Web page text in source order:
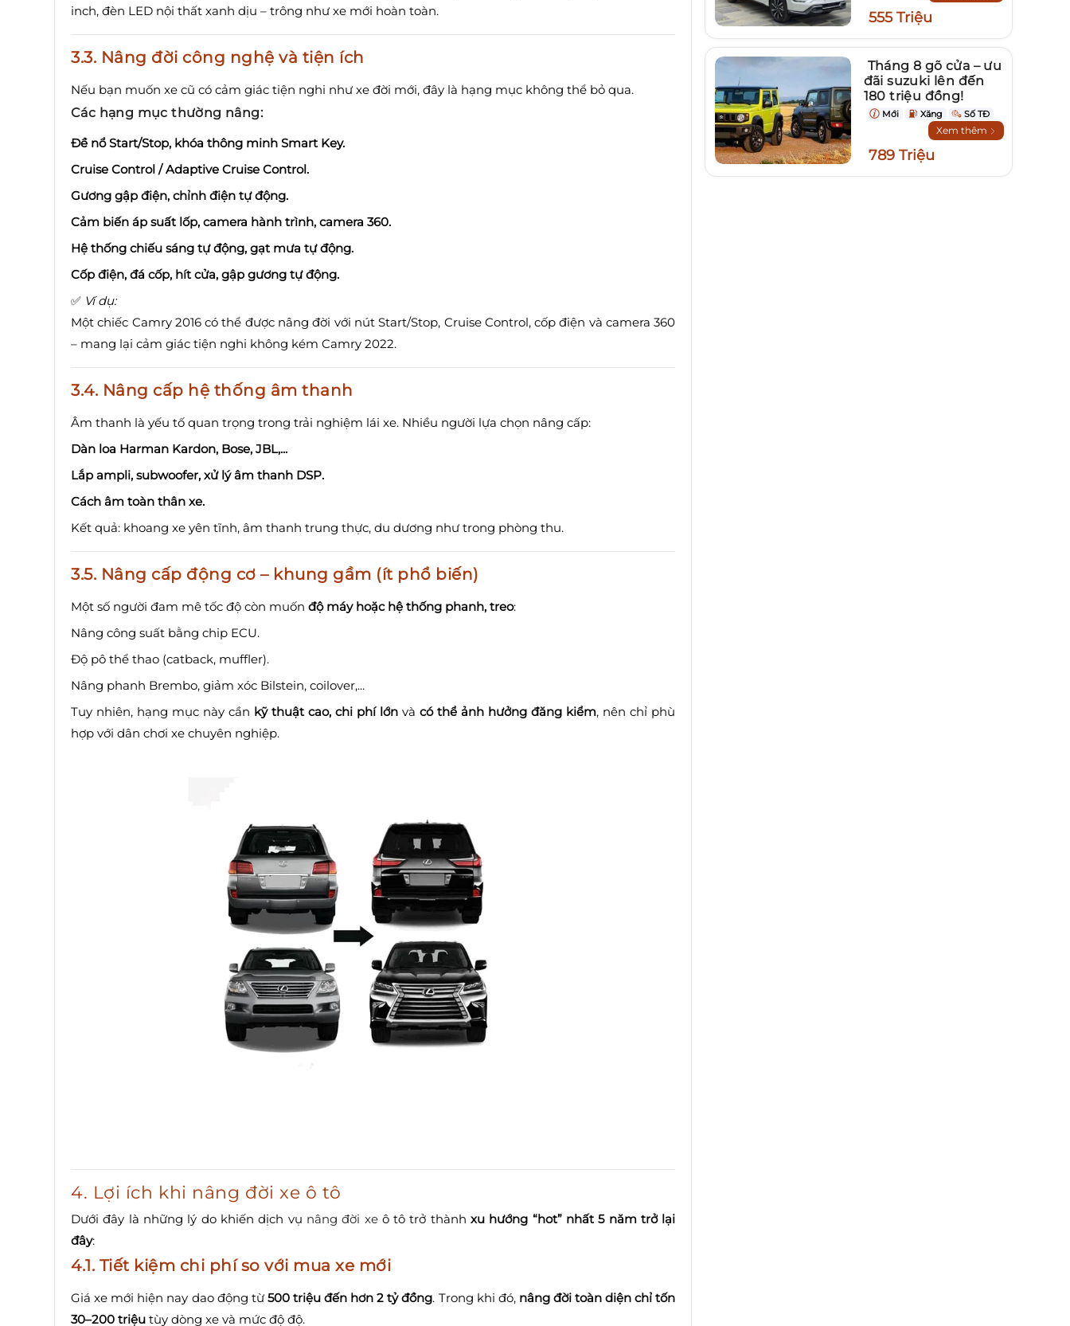
inch, đèn LED nội thất xanh dịu – trông như xe mới hoàn toàn.
3.3. Nâng đời công nghệ và tiện ích
Nếu bạn muốn xe cũ có cảm giác tiện nghi như xe đời mới, đây là hạng mục không thể bỏ qua.
Các hạng mục thường nâng:
Đề nổ Start/Stop, khóa thông minh Smart Key.
Cruise Control / Adaptive Cruise Control.
Gương gập điện, chỉnh điện tự động.
Cảm biến áp suất lốp, camera hành trình, camera 360.
Hệ thống chiếu sáng tự động, gạt mưa tự động.
Cốp điện, đá cốp, hít cửa, gập gương tự động.
✅ Ví dụ:
Một chiếc Camry 2016 có thể được nâng đời với nút Start/Stop, Cruise Control, cốp điện và camera 360
– mang lại cảm giác tiện nghi không kém Camry 2022.
3.4. Nâng cấp hệ thống âm thanh
Âm thanh là yếu tố quan trọng trong trải nghiệm lái xe. Nhiều người lựa chọn nâng cấp:
Dàn loa Harman Kardon, Bose, JBL,...
Lắp ampli, subwoofer, xử lý âm thanh DSP.
Cách âm toàn thân xe.
Kết quả: khoang xe yên tĩnh, âm thanh trung thực, du dương như trong phòng thu.
3.5. Nâng cấp động cơ – khung gầm (ít phổ biến)
Một số người đam mê tốc độ còn muốn độ máy hoặc hệ thống phanh, treo:
Nâng công suất bằng chip ECU.
Độ pô thể thao (catback, muffler).
Nâng phanh Brembo, giảm xóc Bilstein, coilover,...
Tuy nhiên, hạng mục này cần kỹ thuật cao, chi phí lớn vàcó thể ảnh hưởng đăng kiểm, nên chỉ phù
hợp với dân chơi xe chuyên nghiệp.
4. Lợi ích khi nâng đời xe ô tô
Dưới đây là những lý do khiến dịch vụ nâng đời xeô tô trở thànhxu hướng “hot” nhất 5 năm trở lại
đây:
4.1. Tiết kiệm chi phí so với mua xe mới
Giá xe mới hiện nay dao động từ 500 triệu đến hơn 2 tỷ đồng. Trong khi đó, nâng đời toàn diện chỉ tốn
30–200 triệu tùy dòng xe và mức độ độ.
555 Triệu
Tháng 8 gõ cửa – ưu
đãi suzuki lên đến
180 triệu đồng!
Mới Xăng Số TĐ
Xem thêm
789 Triệu